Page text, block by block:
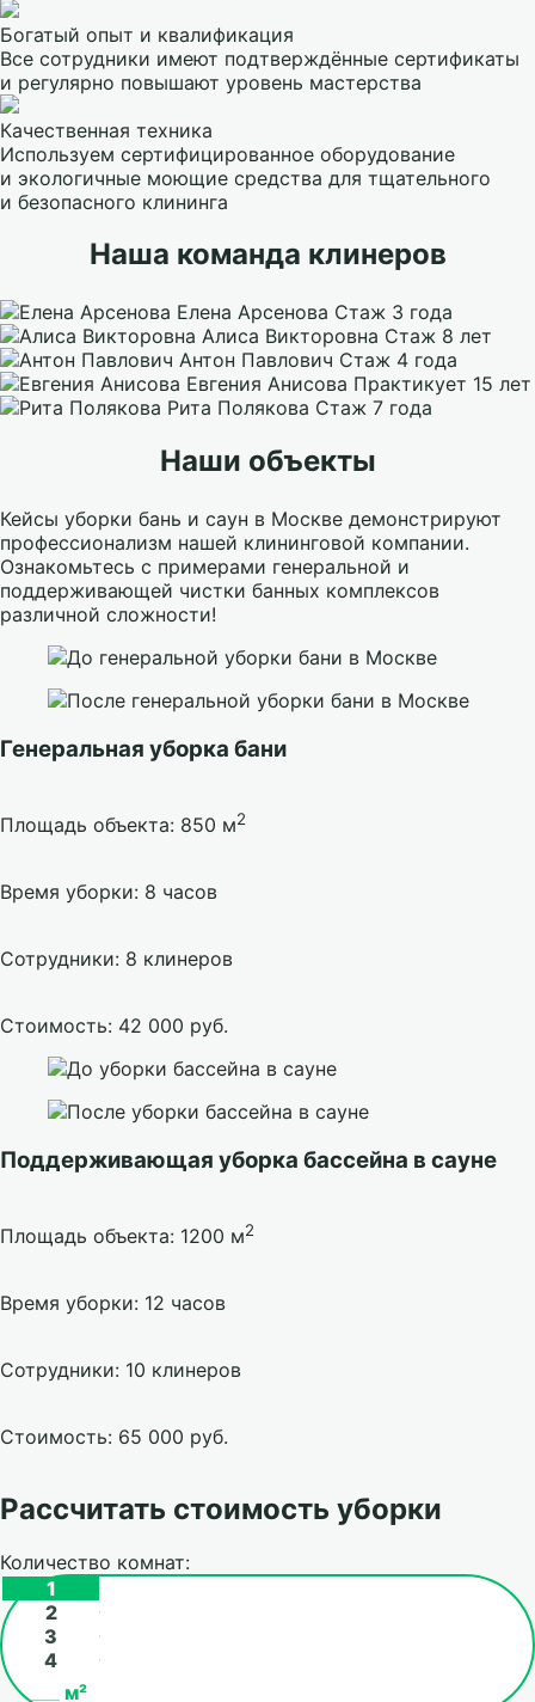
Богатый опыт и квалификация
Все сотрудники имеют подтверждённые сертификаты
и регулярно повышают уровень мастерства
Качественная техника
Используем сертифицированное оборудование
и экологичные моющие средства для тщательного
и безопасного клининга
Наша команда клинеров
Елена Арсенова Стаж 3 года
Алиса Викторовна Стаж 8 лет
Антон Павлович Стаж 4 года
Евгения Анисова Практикует 15 лет
Рита Полякова Стаж 7 года
Наши объекты
Кейсы уборки бань и саун в Москве демонстрируют
профессионализм нашей клининговой компании.
Ознакомьтесь с примерами генеральной и
поддерживающей чистки банных комплексов
различной сложности!
Генеральная уборка бани
Площадь объекта: 850 м2
Время уборки: 8 часов
Сотрудники: 8 клинеров
Стоимость: 42 000 руб.
Поддерживающая уборка бассейна в сауне
Площадь объекта: 1200 м2
Время уборки: 12 часов
Сотрудники: 10 клинеров
Стоимость: 65 000 руб.
Рассчитать стоимость уборки
Количество комнат:
1
2
3
4
м²